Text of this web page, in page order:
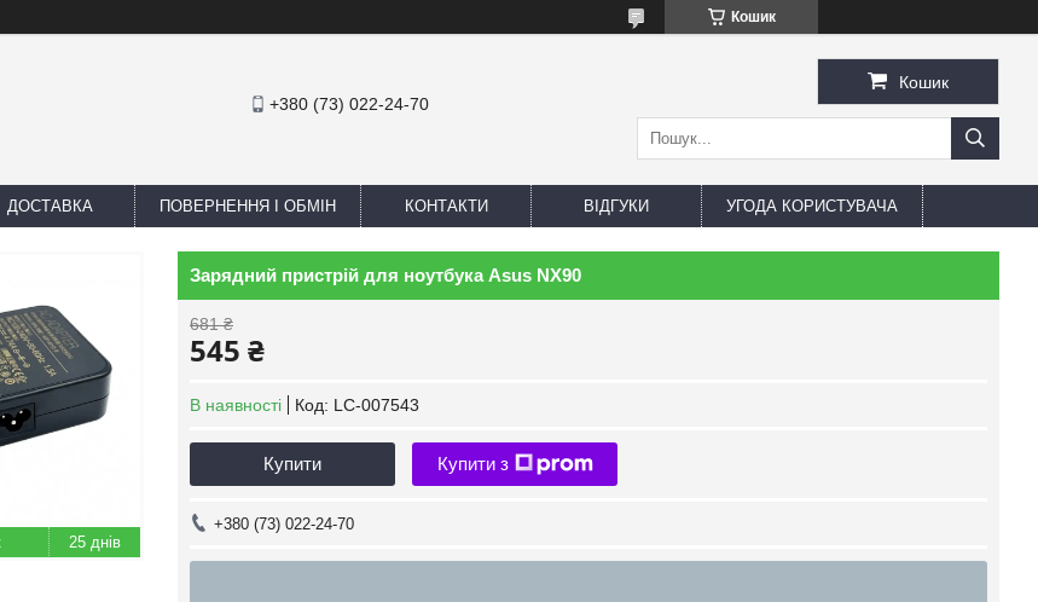
Кошик
+380 (73) 022-24-70
Кошик
ДОСТАВКА ПОВЕРНЕННЯ І ОБМІН КОНТАКТИ ВІДГУКИ УГОДА КОРИСТУВАЧА
25 днів
Зарядний пристрій для ноутбука Asus NX90
681 ₴
545 ₴
В наявності Код: LC-007543
Купити Купити з
+380 (73) 022-24-70